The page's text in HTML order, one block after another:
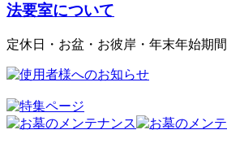
法要室について
定休日・お盆・お彼岸・年末年始期